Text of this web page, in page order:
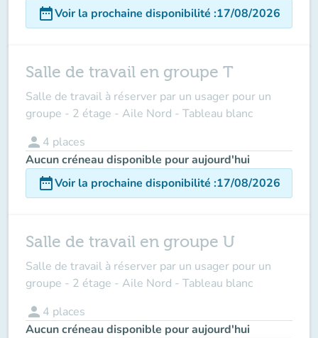
date_rangeVoir la prochaine disponibilité :17/08/2026
Salle de travail en groupe T
Salle de travail à réserver par un usager pour un
groupe - 2 étage - Aile Nord - Tableau blanc
person 4 places
Aucun créneau disponible pour aujourd'hui
date_rangeVoir la prochaine disponibilité :17/08/2026
Salle de travail en groupe U
Salle de travail à réserver par un usager pour un
groupe - 2 étage - Aile Nord - Tableau blanc
person 4 places
Aucun créneau disponible pour aujourd'hui